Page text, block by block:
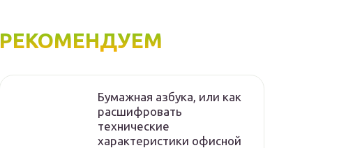
РЕКОМЕНДУЕМ
Бумажная азбука, или как
расшифровать
технические
характеристики офисной